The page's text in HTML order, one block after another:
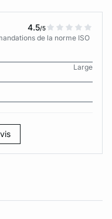
4.5/5
de la norme ISO
Large